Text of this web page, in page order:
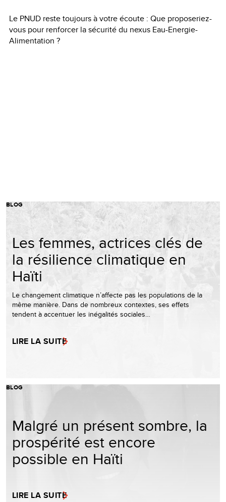
Le PNUD reste toujours à votre écoute : Que proposeriez-
vous pour renforcer la sécurité du nexus Eau-Energie-
Alimentation ?
BLOG
Les femmes, actrices clés de
la résilience climatique en
Haïti
Le changement climatique n’affecte pas les populations de la
même manière. Dans de nombreux contextes, ses effets
tendent à accentuer les inégalités sociales…
LIRE LA SUITE
BLOG
Malgré un présent sombre, la
prospérité est encore
possible en Haïti
LIRE LA SUITE